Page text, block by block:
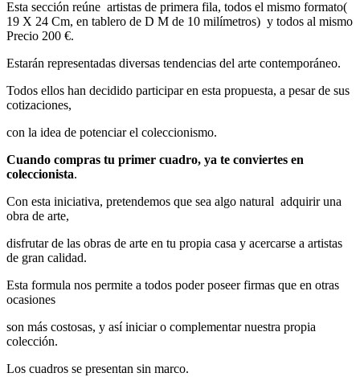
Esta sección reúne artistas de primera fila, todos el mismo formato(
19 X 24 Cm, en tablero de D M de 10 milímetros) y todos al mismo
Precio 200 €.
Estarán representadas diversas tendencias del arte contemporáneo.
Todos ellos han decidido participar en esta propuesta, a pesar de sus
cotizaciones,
con la idea de potenciar el coleccionismo.
Cuando compras tu primer cuadro, ya te conviertes en
coleccionista.
Con esta iniciativa, pretendemos que sea algo natural adquirir una
obra de arte,
disfrutar de las obras de arte en tu propia casa y acercarse a artistas
de gran calidad.
Esta formula nos permite a todos poder poseer firmas que en otras
ocasiones
son más costosas, y así iniciar o complementar nuestra propia
colección.
Los cuadros se presentan sin marco.